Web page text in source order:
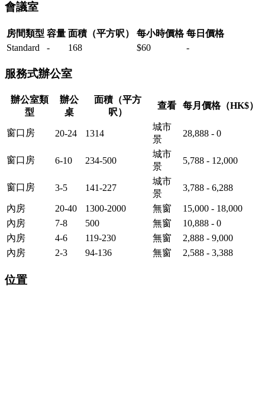
會議室
房間類型 容量 面積（平方呎） 每小時價格 每日價格
Standard
- 168 $60 -
服務式辦公室
辦公室類
型
辦公
桌
面積（平方
呎）
查看 每月價格（HK$）
窗口房 20-24 1314
城市
景
28,888 - 0
窗口房 6-10 234-500
城市
景
5,788 - 12,000
窗口房 3-5 141-227
城市
景
3,788 - 6,288
內房 20-40 1300-2000 無窗
15,000 - 18,000
內房
7-8 500 無窗
10,888 - 0
內房
4-6 119-230 無窗
2,888 - 9,000
內房
2-3 94-136 無窗 2,588 - 3,388
位置